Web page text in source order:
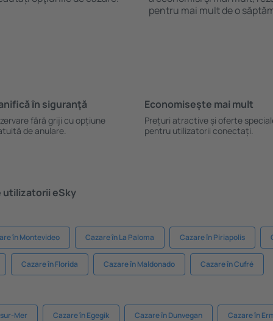
pentru mai mult de o
ȋn siguranţă
fără griji cu opțiune
de anulare.
Economiseşte mai mult
Prețuri atractive și oferte
pentru utilizatorii conectați.
utilizatorii eSky
în Montevideo Cazare în La Paloma Cazare în Piriapolis
Cazare în Florida Cazare în Maldonado Cazare în Cufré
Mer Cazare în Egegik Cazare în Dunvegan Cazare în